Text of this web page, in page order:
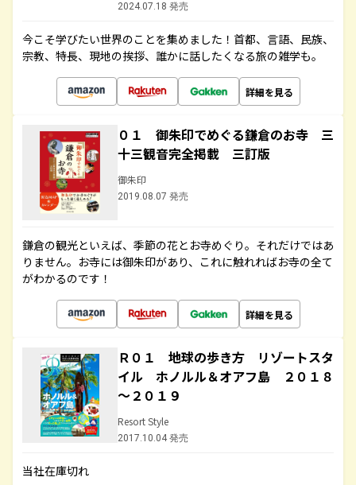
2024.07.18 発売
今こそ学びたい世界のことを集めました！首都、言語、民族、
宗教、特長、現地の挨拶、誰かに話したくなる旅の雑学も。
詳細を見る
０１ 御朱印でめぐる鎌倉のお寺 三
十三観音完全掲載 三訂版
御朱印
2019.08.07 発売
鎌倉の観光といえば、季節の花とお寺めぐり。それだけではあ
りません。お寺には御朱印があり、これに触れればお寺の全て
がわかるのです！
詳細を見る
Ｒ０１ 地球の歩き方 リゾートスタ
イル ホノルル＆オアフ島 ２０１８
～２０１９
Resort Style
2017.10.04 発売
当社在庫切れ